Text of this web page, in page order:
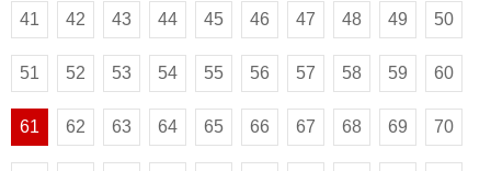
41 42 43 44 45 46 47 48 49 50
51 52 53 54 55 56 57 58 59 60
61 62 63 64 65 66 67 68 69 70